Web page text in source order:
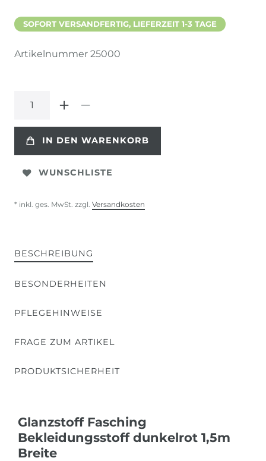
SOFORT VERSANDFERTIG, LIEFERZEIT 1-3 TAGE
Artikelnummer 25000
IN DEN WARENKORB
WUNSCHLISTE
* inkl. ges. MwSt. zzgl. Versandkosten
BESCHREIBUNG
BESONDERHEITEN
PFLEGEHINWEISE
FRAGE ZUM ARTIKEL
PRODUKTSICHERHEIT
Glanzstoff Fasching
Bekleidungsstoff dunkelrot 1,5m
Breite